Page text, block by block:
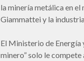
la minería metálica en
Giammattei y la
El Ministerio de Energía
minero” solo le